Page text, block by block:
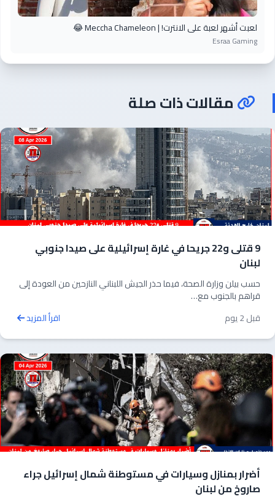
لعبت أشهر لعبة على الانترت! | Meccha Chameleon 😂
Esraa Gaming
مقالات ذات صلة
9 قتلى و22 جريحا في غارة إسرائيلية على صيدا جنوبي
لبنان
حسب بيلن وزارة الصحة، فيما حذر الجيش اللبناني النازحين من العودة إلى
قراهم بالجنوب مع…
قبل 2 يوم
اقرأ المزيد
أضرار بمنازل وسيارات في مستوطنة شمال إسرائيل جراء
صاروخ من لبنان